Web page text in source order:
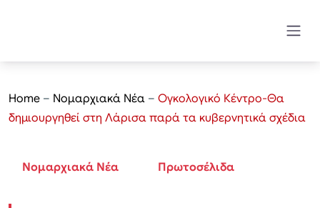
Home – Νομαρχιακά Νέα – Ογκολογικό Κέντρο-Θα
δημιουργηθεί στη Λάρισα παρά τα κυβερνητικά σχέδια
Νομαρχιακά Νέα Πρωτοσέλιδα